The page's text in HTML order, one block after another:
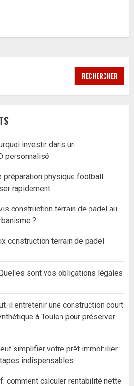
investir dans un
personnalisé
préparation physique football
rapidement
construction terrain de padel au
?
construction terrain de padel
sont vos obligations légales
il entretenir une construction court
à Toulon pour préserver
simplifier votre prêt immobilier :
indispensables
comment calculer rentabilité nette